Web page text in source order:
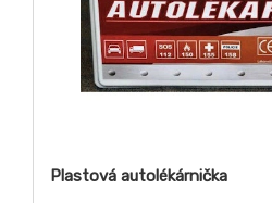
Plastová autolékárnička